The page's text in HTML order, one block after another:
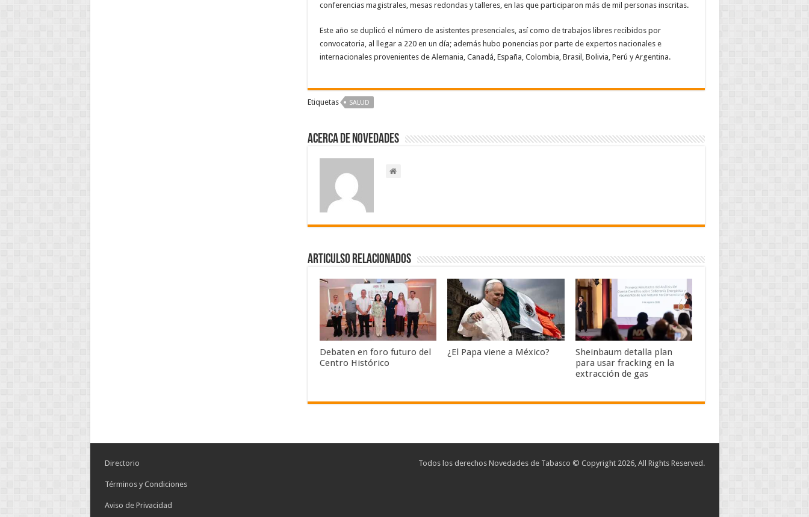
conferencias magistrales, mesas redondas y talleres, en las que participaron más de mil personas inscritas.
Este año se duplicó el número de asistentes presenciales, así como de trabajos libres recibidos por
convocatoria, al llegar a 220 en un día; además hubo ponencias por parte de expertos nacionales e
internacionales provenientes de Alemania, Canadá, España, Colombia, Brasil, Bolivia, Perú y Argentina.
Etiquetas SALUD
Acerca de NOVEDADES
Articulso Relacionados
Debaten en foro futuro del
Centro Histórico
¿El Papa viene a México?
Sheinbaum detalla plan
para usar fracking en la
extracción de gas
Todos los derechos Novedades de Tabasco © Copyright 2026, All Rights Reserved.
Directorio
Términos y Condiciones
Aviso de Privacidad